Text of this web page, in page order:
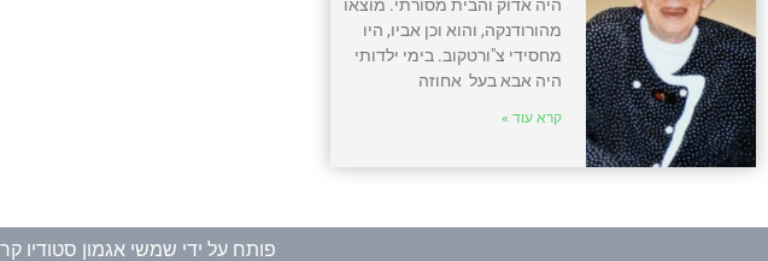
היה אדוק והבית מסורתי. מוצאו
מהורודנקה, והוא וכן אביו, היו
מחסידי צ"ורטקוב. בימי ילדותי
היה אבא בעל אחוזה
קרא עוד »
פותח על ידי שמשי אגמון סטודיו